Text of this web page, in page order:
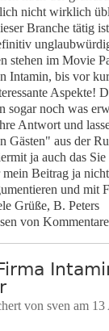
nicht wirklich
Branche tätig
stehen im Movie
Intamin, bis vor
Aspekte!
sogar noch was
Antwort und
Gästen" aus der
ja auch das
Beitrag ja
und mit
Grüße, B. Peters
von
von sven am 13